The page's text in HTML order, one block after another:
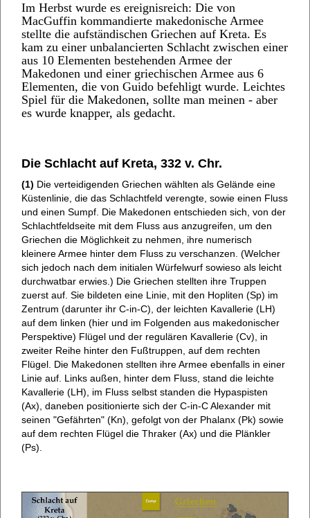
Im Herbst wurde es ereignisreich: Die von
MacGuffin kommandierte makedonische Armee
stellte die aufständischen Griechen auf Kreta. Es
kam zu einer unbalancierten Schlacht zwischen einer
aus 10 Elementen bestehenden Armee der
Makedonen und einer griechischen Armee aus 6
Elementen, die von Guido befehligt wurde. Leichtes
Spiel für die Makedonen, sollte man meinen - aber
es wurde knapper, als gedacht.
Die Schlacht auf Kreta, 332 v. Chr.
(1) Die verteidigenden Griechen wählten als Gelände eine
Küstenlinie, die das Schlachtfeld verengte, sowie einen Fluss
und einen Sumpf. Die Makedonen entschieden sich, von der
Schlachtfeldseite mit dem Fluss aus anzugreifen, um den
Griechen die Möglichkeit zu nehmen, ihre numerisch
kleinere Armee hinter dem Fluss zu verschanzen. (Welcher
sich jedoch nach dem initialen Würfelwurf sowieso als leicht
durchwatbar erwies.) Die Griechen stellten ihre Truppen
zuerst auf. Sie bildeten eine Linie, mit den Hopliten (Sp) im
Zentrum (darunter ihr C-in-C), der leichten Kavallerie (LH)
auf dem linken (hier und im Folgenden aus makedonischer
Perspektive) Flügel und der regulären Kavallerie (Cv), in
zweiter Reihe hinter den Fußtruppen, auf dem rechten
Flügel. Die Makedonen stellten ihre Armee ebenfalls in einer
Linie auf. Links außen, hinter dem Fluss, stand die leichte
Kavallerie (LH), im Fluss selbst standen die Hypaspisten
(Ax), daneben positionierte sich der C-in-C Alexander mit
seinen "Gefährten" (Kn), gefolgt von der Phalanx (Pk) sowie
auf dem rechten Flügel die Thraker (Ax) und die Plänkler
(Ps).